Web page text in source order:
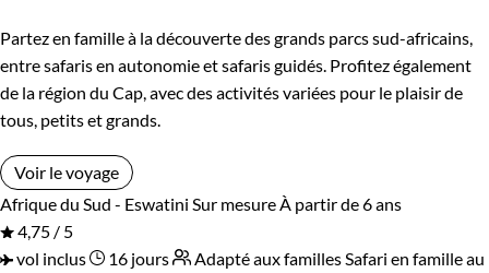
Partez en famille à la découverte des grands parcs sud-africains,
entre safaris en autonomie et safaris guidés. Profitez également
de la région du Cap, avec des activités variées pour le plaisir de
tous, petits et grands.
Voir le voyage
Afrique du Sud - Eswatini Sur mesure À partir de 6 ans
4,75 / 5
vol inclus
16 jours Adapté aux familles Safari en famille au